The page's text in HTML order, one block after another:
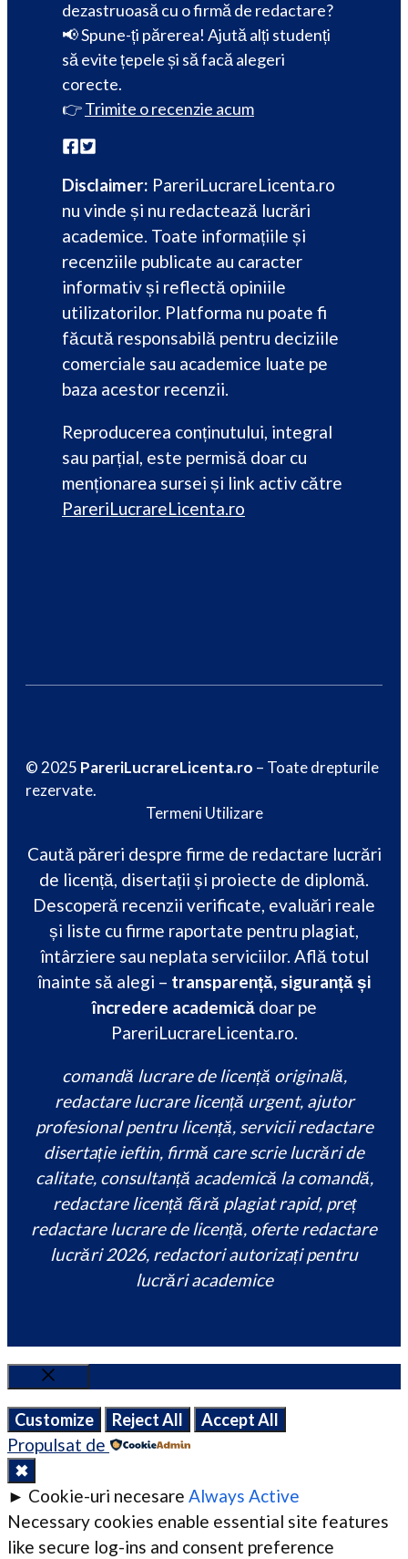
dezastruoasă cu o firmă de redactare?
📢 Spune-ți părerea! Ajută alți studenți
să evite țepele și să facă alegeri
corecte.
👉Trimite o recenzie acum
Disclaimer: PareriLucrareLicenta.ro
nu vinde și nu redactează lucrări
academice. Toate informațiile și
recenziile publicate au caracter
informativ și reflectă opiniile
utilizatorilor. Platforma nu poate fi
făcută responsabilă pentru deciziile
comerciale sau academice luate pe
baza acestor recenzii.
Reproducerea conținutului, integral
sau parțial, este permisă doar cu
menționarea sursei și link activ către
PareriLucrareLicenta.ro
© 2025 PareriLucrareLicenta.ro – Toate drepturile
rezervate.
Termeni Utilizare
Caută păreri despre firme de redactare lucrări
de licență, disertații și proiecte de diplomă.
Descoperă recenzii verificate, evaluări reale
și liste cu firme raportate pentru plagiat,
întârziere sau neplata serviciilor. Află totul
înainte să alegi – transparență, siguranță și
încredere academicădoar pe
PareriLucrareLicenta.ro.
comandă lucrare de licență originală,
redactare lucrare licență urgent, ajutor
profesional pentru licență, servicii redactare
disertație ieftin, firmă care scrie lucrări de
calitate, consultanță academică la comandă,
redactare licență fără plagiat rapid, preț
redactare lucrare de licență, oferte redactare
lucrări 2026, redactori autorizați pentru
lucrări academice
Close
Customize
Reject All Accept All
Propulsat de
✖
► Cookie-uri necesare Always Active
Necessary cookies enable essential site features
like secure log-ins and consent preference